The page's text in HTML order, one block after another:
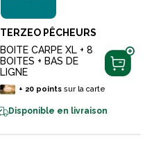
TERZEO PÊCHEURS
BOITE CARPE XL + 8
BOITES + BAS DE
LIGNE
+ 20pointssur la carte
Disponible en livraison